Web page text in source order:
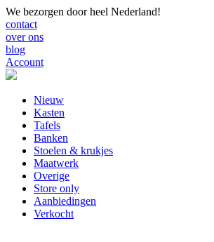
We bezorgen door heel Nederland!
contact
over ons
blog
Account
Nieuw
Kasten
Tafels
Banken
Stoelen & krukjes
Maatwerk
Overige
Store only
Aanbiedingen
Verkocht